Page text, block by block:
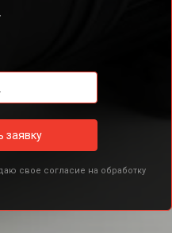
заявку
свое согласие на обработку